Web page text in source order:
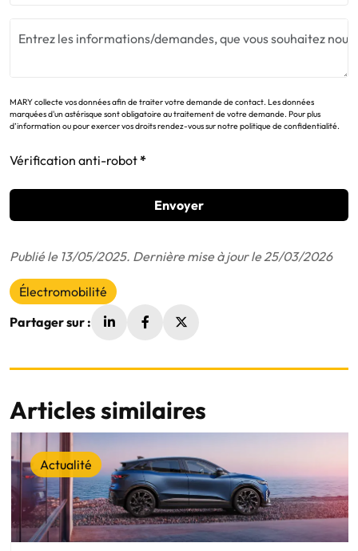
MARY collecte vos données afin de traiter votre demande de contact. Les données
marquées d'un astérisque sont obligatoire au traitement de votre demande. Pour plus
d’information ou pour exercer vos droits rendez-vous sur notre politique de confidentialité.
Vérification anti-robot
Envoyer
Publié le 13/05/2025. Dernière mise à jour le 25/03/2026
Électromobilité
Partager sur :
Articles similaires
Actualité